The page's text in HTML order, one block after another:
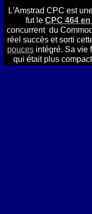
L'Amstrad CPC est
fut le CPC 464 en
concurrent du
réel succès et sorti
pouces intégré. Sa vie
qui était plus